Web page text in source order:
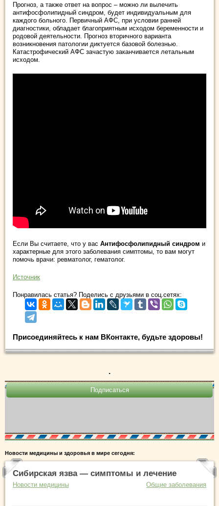
Прогноз, а также ответ на вопрос – можно ли вылечить
антифосфолипидный синдром, будет индивидуальным для
каждого больного. Первичный АФС, при условии ранней
диагностики, обладает благоприятным исходом беременности и
родовой деятельности. Прогноз вторичного варианта
возникновения патологии диктуется базовой болезнью.
Катастрофический АФС зачастую заканчивается летальным
исходом.
Если Вы считаете, что у вас Антифосфолипидный синдром и
характерные для этого заболевания симптомы, то вам могут
помочь врачи: ревматолог, гематолог.
Источник
Понравилась статья? Поделись с друзьями в соц.сетях:
Присоединяйтесь к нам ВКонтакте, будьте здоровы!
.
Новости медицины и здоровья в мире сегодня:
Сибирская язва — симптомы и лечение
Новости медицины Общие заболевания